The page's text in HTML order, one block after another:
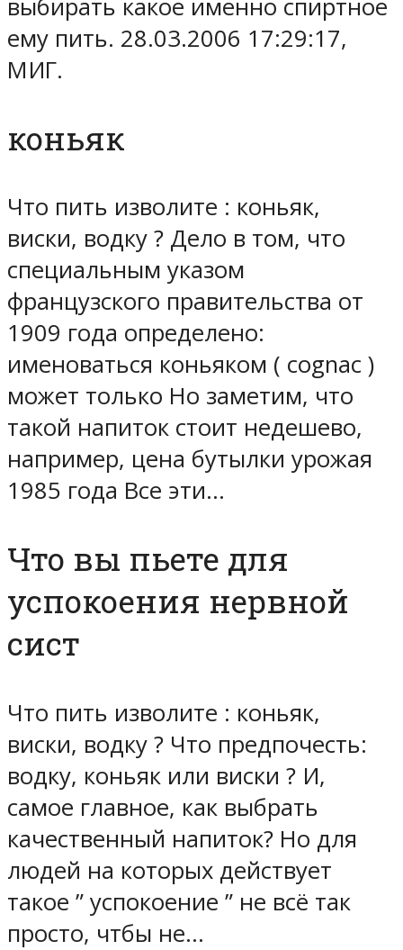
выбирать какое именно спиртное
ему пить. 28.03.2006 17:29:17,
МИГ.
коньяк
Что пить изволите : коньяк,
виски, водку ? Дело в том, что
специальным указом
французского правительства от
1909 года определено:
именоваться коньяком ( cognac )
может только Но заметим, что
такой напиток стоит недешево,
например, цена бутылки урожая
1985 года Все эти…
Что вы пьете для
успокоения нервной
сист
Что пить изволите : коньяк,
виски, водку ? Что предпочесть:
водку, коньяк или виски ? И,
самое главное, как выбрать
качественный напиток? Но для
людей на которых действует
такое ” успокоение ” не всё так
просто, чтбы не…